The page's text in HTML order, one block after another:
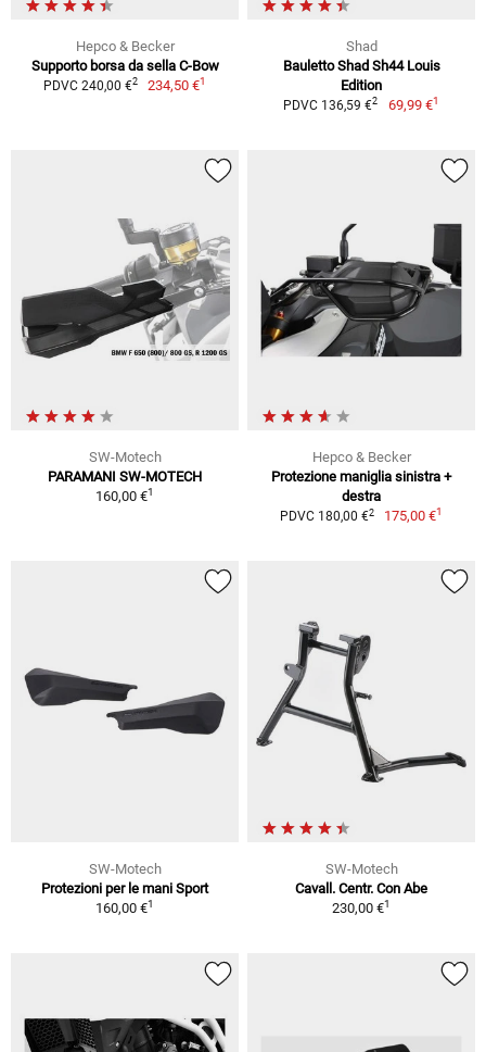
Hepco & Becker
Supporto borsa da sella C-Bow
PDVC 240,00 €2 234,50 €1
Shad
Bauletto Shad Sh44 Louis
Edition
PDVC 136,59 €2 69,99 €1
SW-Motech
PARAMANI SW-MOTECH
160,00 €1
Hepco & Becker
Protezione maniglia sinistra +
destra
PDVC 180,00 €2 175,00 €1
SW-Motech
Protezioni per le mani Sport
160,00 €1
SW-Motech
Cavall. Centr. Con Abe
230,00 €1